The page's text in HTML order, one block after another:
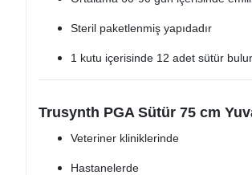
Steril paketlenmiş yapıdadır
1 kutu içerisinde 12 adet sütür
Trusynth PGA Sütür 75 cm
Veteriner kliniklerinde
Hastanelerde